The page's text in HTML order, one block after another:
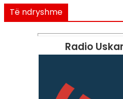
Të ndryshme
Radio